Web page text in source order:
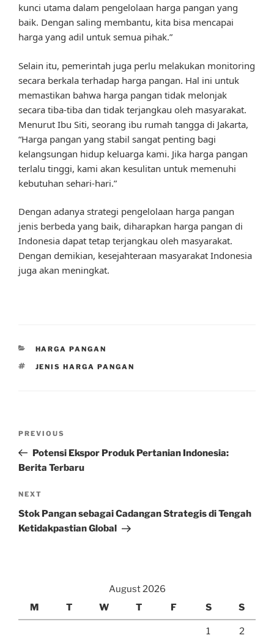
kunci utama dalam pengelolaan harga pangan yang
baik. Dengan saling membantu, kita bisa mencapai
harga yang adil untuk semua pihak.”
Selain itu, pemerintah juga perlu melakukan monitoring
secara berkala terhadap harga pangan. Hal ini untuk
memastikan bahwa harga pangan tidak melonjak
secara tiba-tiba dan tidak terjangkau oleh masyarakat.
Menurut Ibu Siti, seorang ibu rumah tangga di Jakarta,
“Harga pangan yang stabil sangat penting bagi
kelangsungan hidup keluarga kami. Jika harga pangan
terlalu tinggi, kami akan kesulitan untuk memenuhi
kebutuhan sehari-hari.”
Dengan adanya strategi pengelolaan harga pangan
jenis berbeda yang baik, diharapkan harga pangan di
Indonesia dapat tetap terjangkau oleh masyarakat.
Dengan demikian, kesejahteraan masyarakat Indonesia
juga akan meningkat.
CATEGORIES
HARGA PANGAN
TAGS
JENIS HARGA PANGAN
Previous
Post
PREVIOUS
Potensi Ekspor Produk Pertanian Indonesia:
Berita Terbaru
Next
Post
NEXT
Stok Pangan sebagai Cadangan Strategis di Tengah
Ketidakpastian Global
August 2026
M
T W T F S S
1 2